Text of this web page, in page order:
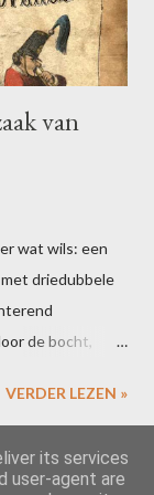
van
wat wils: een
driedubbele
de bocht,
in één of meer
riemen vast?
VERDER LEZEN »
its services
user-agent are